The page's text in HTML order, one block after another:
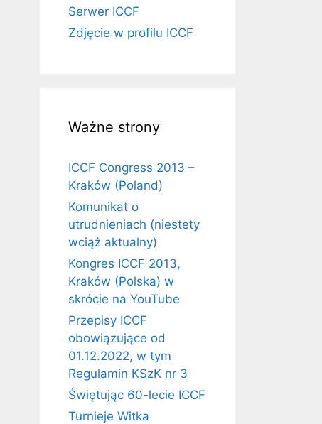
Serwer ICCF
Zdjęcie w profilu ICCF
Ważne strony
ICCF Congress 2013 –
Kraków (Poland)
Komunikat o
utrudnieniach (niestety
wciąż aktualny)
Kongres ICCF 2013,
Kraków (Polska) w
skrócie na YouTube
Przepisy ICCF
obowiązujące od
01.12.2022, w tym
Regulamin KSzK nr 3
Świętując 60-lecie ICCF
Turnieje Witka